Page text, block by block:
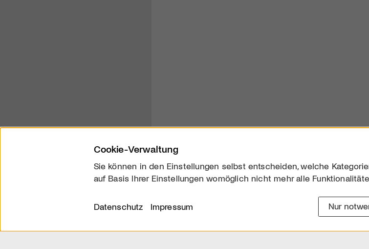
Über uns
Downloads
Cookie-Verwaltung
Sie können in den Einstellungen selbst entscheiden, welche
auf Basis Ihrer Einstellungen womöglich nicht mehr alle
Datenschutz Impressum Nur